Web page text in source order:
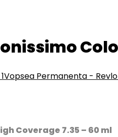
Vopsea Permanenta -
Coverage 7.35 – 60 ml